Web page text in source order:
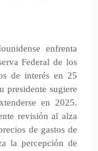
enfrenta
Federal de los
de interés en 25
presidente sugiere
en 2025.
revisión al alza
de gastos de
la percepción de